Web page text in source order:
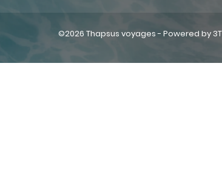
©2026 Thapsus voyages - Powered by 3T